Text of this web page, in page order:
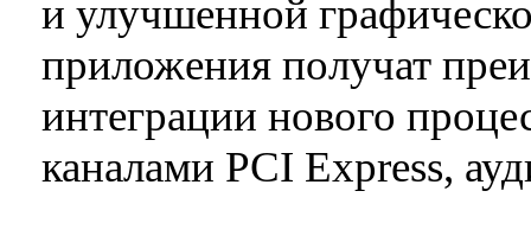
и улучшенной
приложения получат
интеграции нового
каналами PCI Express,